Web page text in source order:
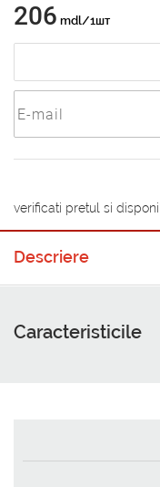
206 mdl/1шт
verificati pretul si
Descriere
Caracteristicile